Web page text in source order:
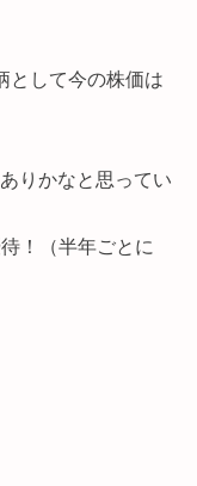
として今の株価は
りかなと思ってい
！（半年ごとに